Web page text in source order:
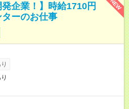
NEW
発企業！】時給1710円
ーのお仕事